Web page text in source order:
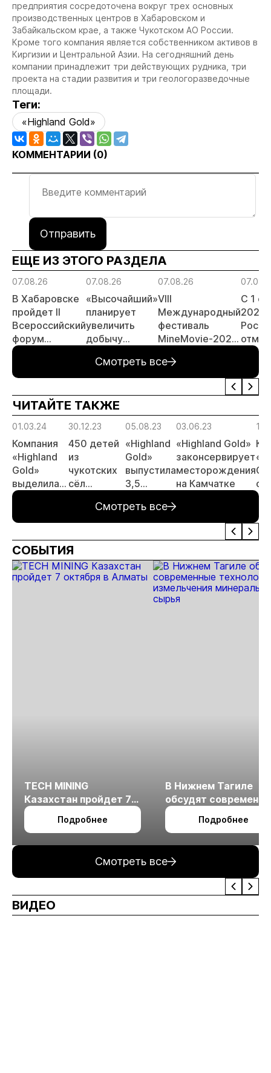
предприятия сосредоточена вокруг трех основных
производственных центров в Хабаровском и
Забайкальском крае, а также Чукотском АО России.
Кроме того компания является собственником активов в
Киргизии и Центральной Азии. На сегодняшний день
компании принадлежит три действующих рудника, три
проекта на стадии развития и три геологоразведочные
площади.
Теги:
«Highland Gold»
КОММЕНТАРИИ (0)
Отправить
ЕЩЕ ИЗ ЭТОГО РАЗДЕЛА
07.08.26
В Хабаровске
пройдет II
Всероссийский
форум
«Россыпное
России»
07.08.26
«Высочайший»
планирует
увеличить
добычу
тонн в 2026
году
07.08.26
VIII
Международный
фестиваль
MineMovie-2026
заявок
С 1
2026
МСБ
Смотреть все
ЧИТАЙТЕ ТАКЖЕ
01.03.24
Компания
«Highland
Gold»
выделила
14 млн. руб.
больницы в
Забайкалье
30.12.23
450 детей
из
чукотских
сёл
новогодние
подарки от
«Highland
Gold»
05.08.23
«Highland
Gold»
выпустила
3,5
мальков
нерки в
реку на
03.06.23
«Highland Gold»
законсервирует
месторождения
на Камчатке
Смотреть все
СОБЫТИЯ
TECH MINING
Казахстан пройдет 7
октября в Алматы
Подробнее
В Нижнем Тагиле
обсудят
технологии
измельчения
Подробнее
Смотреть все
ВИДЕО